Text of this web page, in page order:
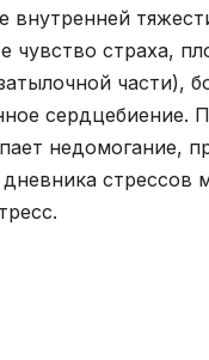
чувство страха,
части),
сердцебиение.
недомогание,
стрессов